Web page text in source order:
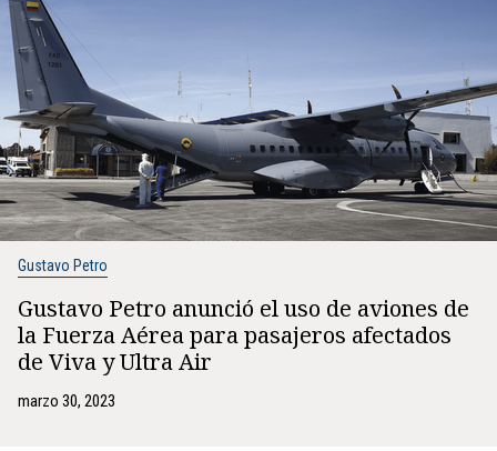
Gustavo Petro
Gustavo Petro anunció el uso de aviones de
la Fuerza Aérea para pasajeros afectados
de Viva y Ultra Air
marzo 30, 2023